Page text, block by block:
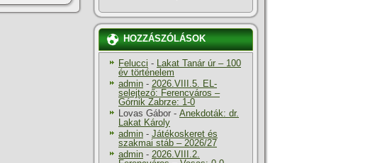
HOZZÁSZÓLÁSOK
Felucci - Lakat Tanár úr – 100
év történelem
admin - 2026.VIII.5. EL-
selejtező: Ferencváros –
Górnik Zabrze: 1-0
Lovas Gábor - Anekdoták: dr.
Lakat Károly
admin - Játékoskeret és
szakmai stáb – 2026/27
admin - 2026.VIII.2.